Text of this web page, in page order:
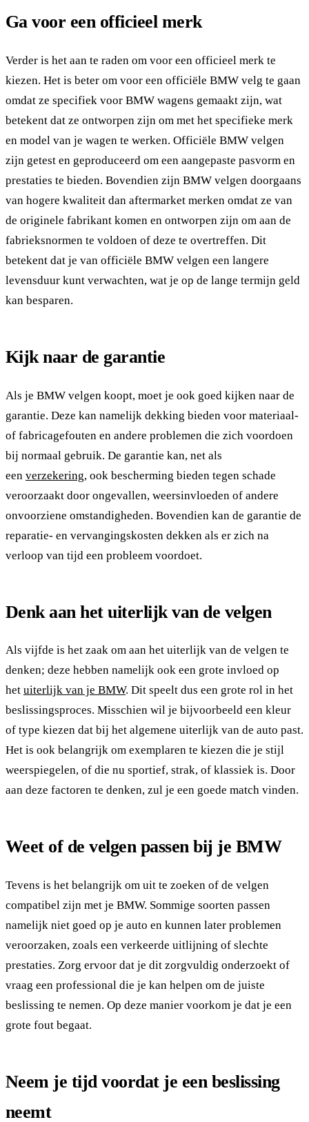
Ga voor een officieel merk
Verder is het aan te raden om voor een officieel merk te
kiezen. Het is beter om voor een officiële BMW velg te gaan
omdat ze specifiek voor BMW wagens gemaakt zijn, wat
betekent dat ze ontworpen zijn om met het specifieke merk
en model van je wagen te werken. Officiële BMW velgen
zijn getest en geproduceerd om een aangepaste pasvorm en
prestaties te bieden. Bovendien zijn BMW velgen doorgaans
van hogere kwaliteit dan aftermarket merken omdat ze van
de originele fabrikant komen en ontworpen zijn om aan de
fabrieksnormen te voldoen of deze te overtreffen. Dit
betekent dat je van officiële BMW velgen een langere
levensduur kunt verwachten, wat je op de lange termijn geld
kan besparen.
Kijk naar de garantie
Als je BMW velgen koopt, moet je ook goed kijken naar de
garantie. Deze kan namelijk dekking bieden voor materiaal-
of fabricagefouten en andere problemen die zich voordoen
bij normaal gebruik. De garantie kan, net als
een verzekering, ook bescherming bieden tegen schade
veroorzaakt door ongevallen, weersinvloeden of andere
onvoorziene omstandigheden. Bovendien kan de garantie de
reparatie- en vervangingskosten dekken als er zich na
verloop van tijd een probleem voordoet.
Denk aan het uiterlijk van de velgen
Als vijfde is het zaak om aan het uiterlijk van de velgen te
denken; deze hebben namelijk ook een grote invloed op
het uiterlijk van je BMW. Dit speelt dus een grote rol in het
beslissingsproces. Misschien wil je bijvoorbeeld een kleur
of type kiezen dat bij het algemene uiterlijk van de auto past.
Het is ook belangrijk om exemplaren te kiezen die je stijl
weerspiegelen, of die nu sportief, strak, of klassiek is. Door
aan deze factoren te denken, zul je een goede match vinden.
Weet of de velgen passen bij je BMW
Tevens is het belangrijk om uit te zoeken of de velgen
compatibel zijn met je BMW. Sommige soorten passen
namelijk niet goed op je auto en kunnen later problemen
veroorzaken, zoals een verkeerde uitlijning of slechte
prestaties. Zorg ervoor dat je dit zorgvuldig onderzoekt of
vraag een professional die je kan helpen om de juiste
beslissing te nemen. Op deze manier voorkom je dat je een
grote fout begaat.
Neem je tijd voordat je een beslissing
neemt